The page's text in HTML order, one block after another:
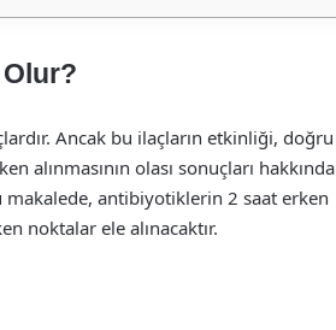
Ancak bu ilaçların etkinliği, doğru
alınmasının olası sonuçları hakkında
antibiyotiklerin 2 saat erken
noktalar ele alınacaktır.